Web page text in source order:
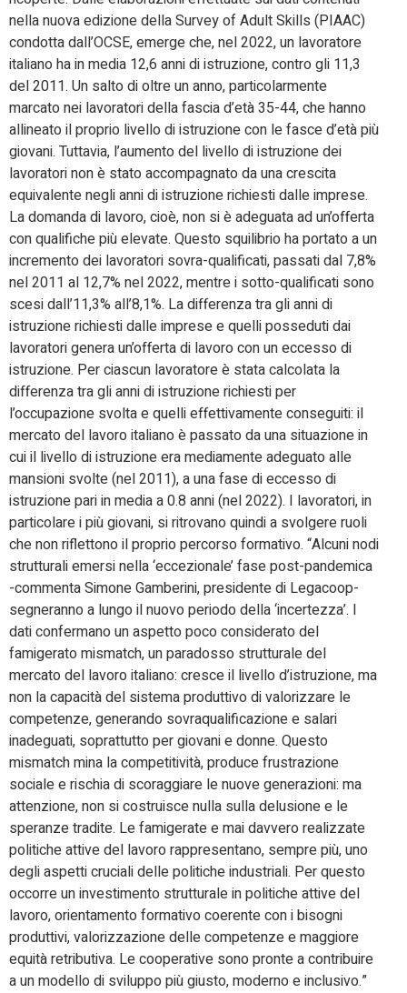
nella nuova edizione della Survey of Adult Skills (PIAAC)
condotta dall’OCSE, emerge che, nel 2022, un lavoratore
italiano ha in media 12,6 anni di istruzione, contro gli 11,3
del 2011. Un salto di oltre un anno, particolarmente
marcato nei lavoratori della fascia d’età 35-44, che hanno
allineato il proprio livello di istruzione con le fasce d’età più
giovani. Tuttavia, l’aumento del livello di istruzione dei
lavoratori non è stato accompagnato da una crescita
equivalente negli anni di istruzione richiesti dalle imprese.
La domanda di lavoro, cioè, non si è adeguata ad un’offerta
con qualifiche più elevate. Questo squilibrio ha portato a un
incremento dei lavoratori sovra-qualificati, passati dal 7,8%
nel 2011 al 12,7% nel 2022, mentre i sotto-qualificati sono
scesi dall’11,3% all’8,1%. La differenza tra gli anni di
istruzione richiesti dalle imprese e quelli posseduti dai
lavoratori genera un’offerta di lavoro con un eccesso di
istruzione. Per ciascun lavoratore è stata calcolata la
differenza tra gli anni di istruzione richiesti per
l’occupazione svolta e quelli effettivamente conseguiti: il
mercato del lavoro italiano è passato da una situazione in
cui il livello di istruzione era mediamente adeguato alle
mansioni svolte (nel 2011), a una fase di eccesso di
istruzione pari in media a 0.8 anni (nel 2022). I lavoratori, in
particolare i più giovani, si ritrovano quindi a svolgere ruoli
che non riflettono il proprio percorso formativo. “Alcuni nodi
strutturali emersi nella ‘eccezionale’ fase post-pandemica
-commenta Simone Gamberini, presidente di Legacoop-
segneranno a lungo il nuovo periodo della ‘incertezza’. I
dati confermano un aspetto poco considerato del
famigerato mismatch, un paradosso strutturale del
mercato del lavoro italiano: cresce il livello d’istruzione, ma
non la capacità del sistema produttivo di valorizzare le
competenze, generando sovraqualificazione e salari
inadeguati, soprattutto per giovani e donne. Questo
mismatch mina la competitività, produce frustrazione
sociale e rischia di scoraggiare le nuove generazioni: ma
attenzione, non si costruisce nulla sulla delusione e le
speranze tradite. Le famigerate e mai davvero realizzate
politiche attive del lavoro rappresentano, sempre più, uno
degli aspetti cruciali delle politiche industriali. Per questo
occorre un investimento strutturale in politiche attive del
lavoro, orientamento formativo coerente con i bisogni
produttivi, valorizzazione delle competenze e maggiore
equità retributiva. Le cooperative sono pronte a contribuire
a un modello di sviluppo più giusto, moderno e inclusivo.”